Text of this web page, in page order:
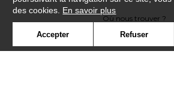
Où nous trouver ?
des cookies. En savoir plus
Accepter Refuser